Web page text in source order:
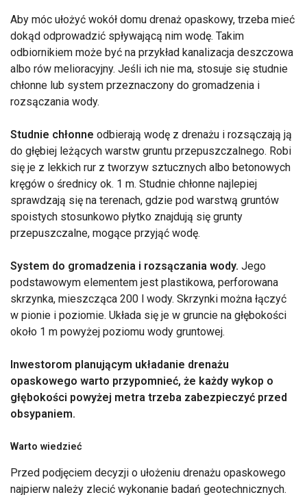
Aby móc ułożyć wokół domu drenaż opaskowy, trzeba mieć
dokąd odprowadzić spływającą nim wodę. Takim
odbiornikiem może być na przykład kanalizacja deszczowa
albo rów melioracyjny. Jeśli ich nie ma, stosuje się studnie
chłonne lub system przeznaczony do gromadzenia i
rozsączania wody.
Studnie chłonne odbierają wodę z drenażu i rozsączają ją
do głębiej leżących warstw gruntu przepuszczalnego. Robi
się je z lekkich rur z tworzyw sztucznych albo betonowych
kręgów o średnicy ok. 1 m. Studnie chłonne najlepiej
sprawdzają się na terenach, gdzie pod warstwą gruntów
spoistych stosunkowo płytko znajdują się grunty
przepuszczalne, mogące przyjąć wodę.
System do gromadzenia i rozsączania wody. Jego
podstawowym elementem jest plastikowa, perforowana
skrzynka, mieszcząca 200 l wody. Skrzynki można łączyć
w pionie i poziomie. Układa się je w gruncie na głębokości
około 1 m powyżej poziomu wody gruntowej.
Inwestorom planującym układanie drenażu
opaskowego warto przypomnieć, że każdy wykop o
głębokości powyżej metra trzeba zabezpieczyć przed
obsypaniem.
Warto wiedzieć
Przed podjęciem decyzji o ułożeniu drenażu opaskowego
najpierw należy zlecić wykonanie badań geotechnicznych.